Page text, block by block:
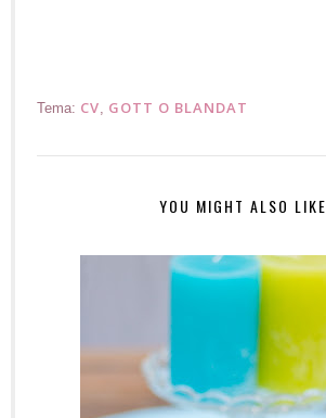
Tema: CV GOTT O BLANDAT
YOU MIGHT ALSO LIKE